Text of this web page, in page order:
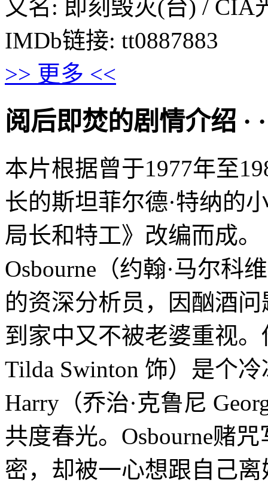
又名: 即刻毁灭(台) / CIA
IMDb链接: tt0887883
>> 更多 <<
阅后即焚的剧情介绍 · ·
本片根据曾于1977年至
长的斯坦菲尔德·特纳的
局长和特工》改编而成。
Osbourne（约翰·马尔科
的资深分析员，因酗酒
到家中又不被老婆重视
Tilda Swinton 饰）是个
Harry（乔治·克鲁尼
共度春光。Osbourne赌
密，却被一心想跟自己